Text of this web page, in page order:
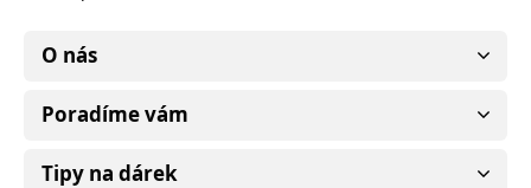
O nás
Poradíme vám
Tipy na dárek